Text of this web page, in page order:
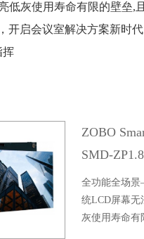
灰使用寿命有限的壁垒,
启会议室解决方案新时代
挥
ZOBO
SMD-
内全彩屏
全功能全场
统LCD屏幕无
灰使用寿命